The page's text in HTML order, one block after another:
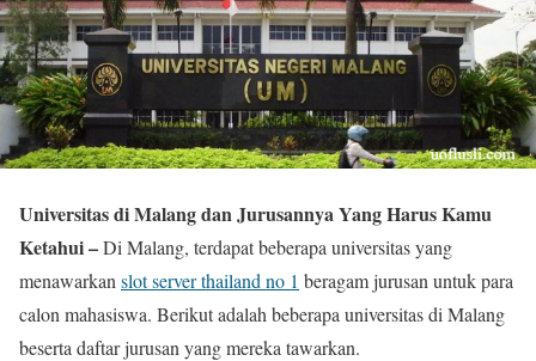
Universitas di Malang dan Jurusannya Yang Harus Kamu
Ketahui –Di Malang, terdapat beberapa universitas yang
menawarkan slot server thailand no 1 beragam jurusan untuk para
calon mahasiswa. Berikut adalah beberapa universitas di Malang
beserta daftar jurusan yang mereka tawarkan.